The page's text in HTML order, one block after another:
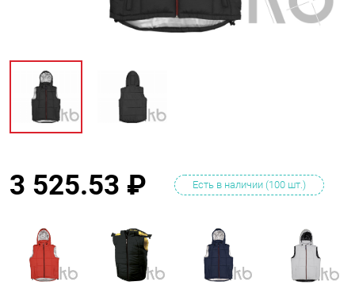
3 525.53 ₽ Есть в наличии (100 шт.)